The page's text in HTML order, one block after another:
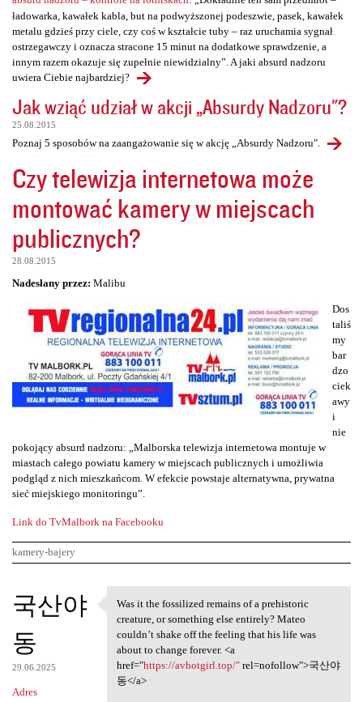
ładowarka, kawałek kabla, but na podwyższonej podeszwie, pasek, kawałek
metalu gdzieś przy ciele, czy coś w kształcie tuby – raz uruchamia sygnał
ostrzegawczy i oznacza stracone 15 minut na dodatkowe sprawdzenie, a
innym razem okazuje się zupełnie niewidzialny”. A jaki absurd nadzoru
uwiera Ciebie najbardziej?
Jak wziąć udział w akcji „Absurdy Nadzoru"?
25.08.2015
Poznaj 5 sposobów na zaangażowanie się w akcję „Absurdy Nadzoru".
Czy telewizja internetowa może
montować kamery w miejscach
publicznych?
28.08.2015
Nadesłany przez: Malibu
Dos
taliś
my
bar
dzo
ciek
awy
i
nie
pokojący absurd nadzoru: „Malborska telewizja internetowa montuje w
miastach całego powiatu kamery w miejscach publicznych i umożliwia
podgląd z nich mieszkańcom. W efekcie powstaje alternatywna, prywatna
sieć miejskiego monitoringu”.
Link do TvMalbork na Facebooku
kamery-bajery
K
o
m
e
n
국산야
동
29.06.2025
Adres
Was it the fossilized remains
Was it the fossilized remains of a prehistoric
creature, or something else entirely? Mateo
couldn’t shake off the feeling that his life was
about to change forever. <a
href="https://avhotgirl.top/"rel=nofollow">국산야
동</a>